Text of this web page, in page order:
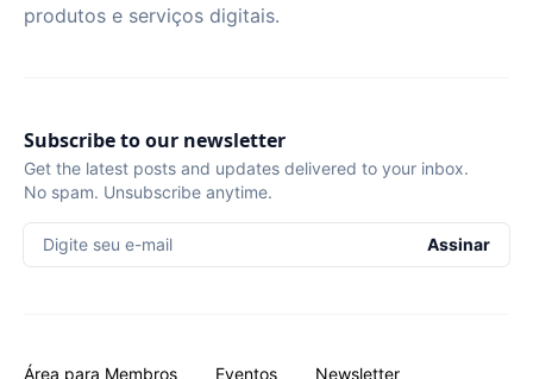
produtos e serviços digitais.
Subscribe to our newsletter
Get the latest posts and updates delivered to your inbox.
No spam. Unsubscribe anytime.
Digite seu e-mail Assinar
Área para Membros Eventos Newsletter